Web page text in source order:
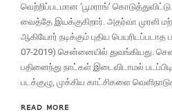
வெற்றிப்படமான ‘பூமராங்’
வைத்தே இயக்குகிறார். அதர்வா முரளி
ஆகியோர் நடிக்கும் புதிய பெயரிடப்படாத
07-2019) சென்னையில் துவங்கியது.
பதினைந்து நாட்கள் இடைவிடாமல்
படக்குழு, முக்கிய காட்சிகளை
READ MORE